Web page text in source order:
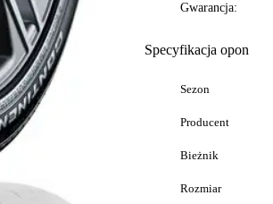
Gwarancja:
Specyfikacja opon
Sezon
Producent
Bieżnik
Rozmiar